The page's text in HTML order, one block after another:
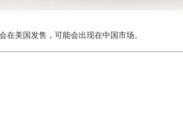
在美国发售，可能会出现在中国市场。